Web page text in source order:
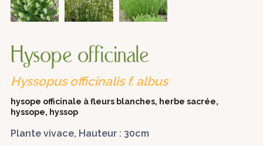
Hysope officinale
Hyssopus officinalis f. albus
hysope officinale à fleurs blanches, herbe sacrée,
hyssope, hyssop
Plante vivace, Hauteur : 30cm